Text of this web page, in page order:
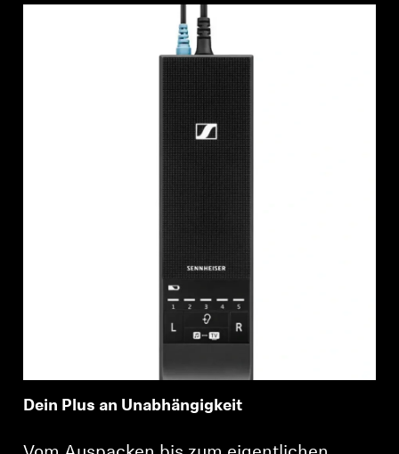
Dein Plus an Unabhängigkeit
Anmeldung erforderlich
Melden Sie sich bei Ihrem Konto an, um
Produkte zu Ihrer Wunschliste hinzuzufügen und
Ihre zuvor gespeicherten Artikel anzuzeigen.
Login